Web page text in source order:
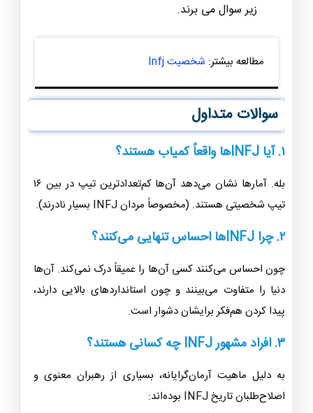
زیر سوال می برند.
مطالعه بیشتر: شخصیت Infj
سوالات متداول
۱. آیا INFJها واقعاً کمیاب هستند؟
بله. آمارها نشان می‌دهد آن‌ها کم‌تعدادترین تیپ در بین ۱۶
تیپ شخصیتی هستند. (مخصوصاً مردان INFJ بسیار نادرند).
۲. چرا INFJها احساس تنهایی می‌کنند؟
چون احساس می‌کنند کسی آن‌ها را عمیقاً درک نمی‌کند. آن‌ها
دنیا را متفاوت می‌بینند و چون استانداردهای بالایی دارند،
پیدا کردن هم‌فکر برایشان دشوار است.
۳. افراد مشهور INFJ چه کسانی هستند؟
به دلیل ماهیت آرمان‌گرایانه، بسیاری از رهبران معنوی و
اصلاح‌طلبان تاریخ INFJ بوده‌اند: